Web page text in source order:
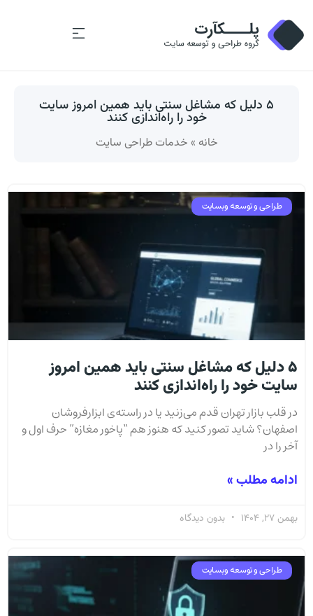
۵ دلیل که مشاغل سنتی باید همین امروز سایت
خود را راه‌اندازی کنند
خانه » خدمات طراحی سایت
طراحی و توسعه وبسایت
۵ دلیل که مشاغل سنتی باید همین امروز
سایت خود را راه‌اندازی کنند
در قلب بازار تهران قدم می‌زنید یا در راسته‌ی ابزارفروشان
اصفهان؟ شاید تصور کنید که هنوز هم “پاخور مغازه” حرف اول و
آخر را در
ادامه مطلب »
بهمن 27, 1404 بدون دیدگاه
طراحی و توسعه وبسایت